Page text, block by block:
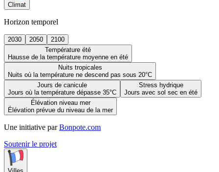
Climat
Horizon temporel
2030 2050
2100
Température été
Hausse de la température moyenne en été
Nuits tropicales
Nuits où la température ne descend pas sous 20°C
Jours de canicule
Jours où la température dépasse 35°C
Stress hydrique
Jours avec sol sec en été
Élévation niveau mer
Élévation prévue du niveau de la mer
Une initiative par Bonpote.com
Soutenir le projet